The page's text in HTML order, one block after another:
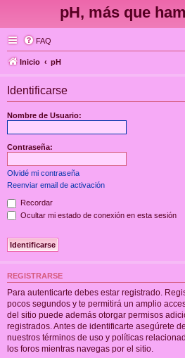
pH, más que
FAQ
Inicio pH
Identificarse
Nombre de Usuario:
Contraseña:
Olvidé mi contraseña
Reenviar email de activación
Recordar
Ocultar mi estado de conexión en esta sesión
REGISTRARSE
Para autenticarte debes estar registrado.
pocos segundos y te permitirá un amplio
del sitio puede además otorgar permisos
registrados. Antes de identificarte asegúrete
nuestros términos de uso y políticas
los foros mientras navegas por el sitio.